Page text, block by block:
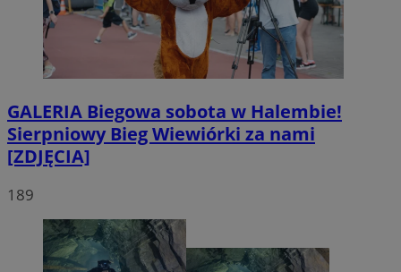
GALERIA Biegowa sobota w Halembie!
Sierpniowy Bieg Wiewiórki za nami
[ZDJĘCIA]
189